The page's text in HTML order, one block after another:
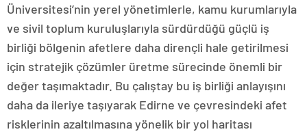
Üniversitesi’nin yerel yönetimlerle, kamu kurumlarıyla
ve sivil toplum kuruluşlarıyla sürdürdüğü güçlü iş
birliği bölgenin afetlere daha dirençli hale getirilmesi
için stratejik çözümler üretme sürecinde önemli bir
değer taşımaktadır. Bu çalıştay bu iş birliği anlayışını
daha da ileriye taşıyarak Edirne ve çevresindeki afet
risklerinin azaltılmasına yönelik bir yol haritası